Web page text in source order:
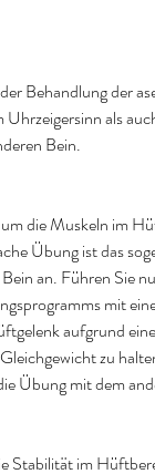
Behandlung der
als
Bein.
die Muskeln im
Übung ist das
an. Führen Sie
mit
aufgrund
zu
Übung mit dem
Stabilität im